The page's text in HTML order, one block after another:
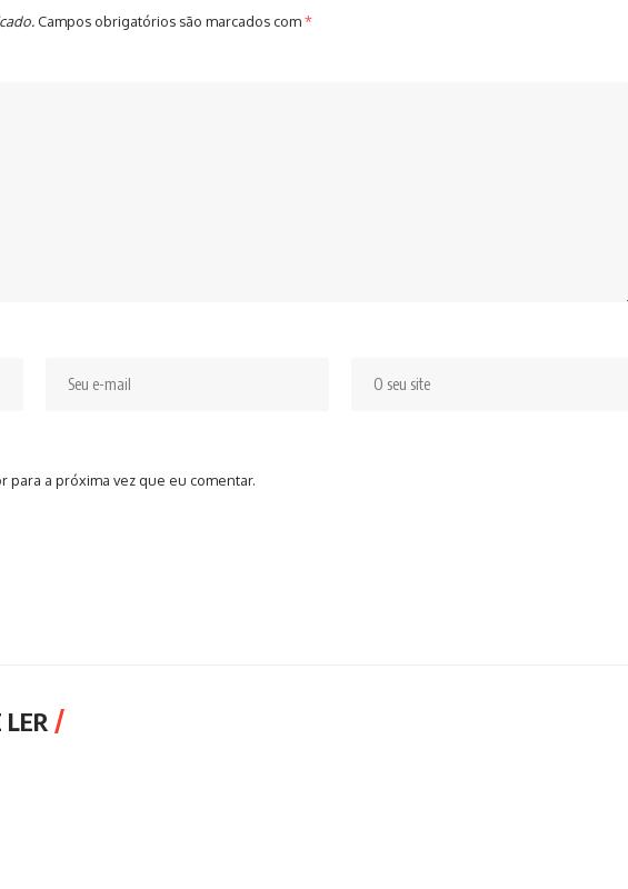
Campos obrigatórios são marcados com*
para a próxima vez que eu comentar.
LER